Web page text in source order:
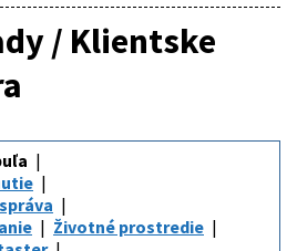
/ Klientske
Životné prostredie